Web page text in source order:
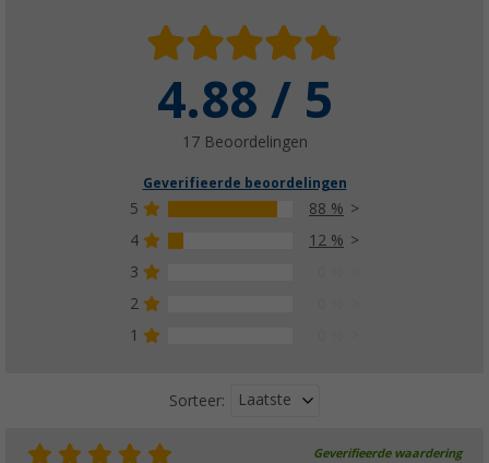
4.88 / 5
17 Beoordelingen
Geverifieerde beoordelingen
5
88 %
4
12 %
3
2
1
Sorteer: Laatste
Geverifieerde waardering